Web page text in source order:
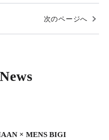
次のページへ
× MENS BIGI